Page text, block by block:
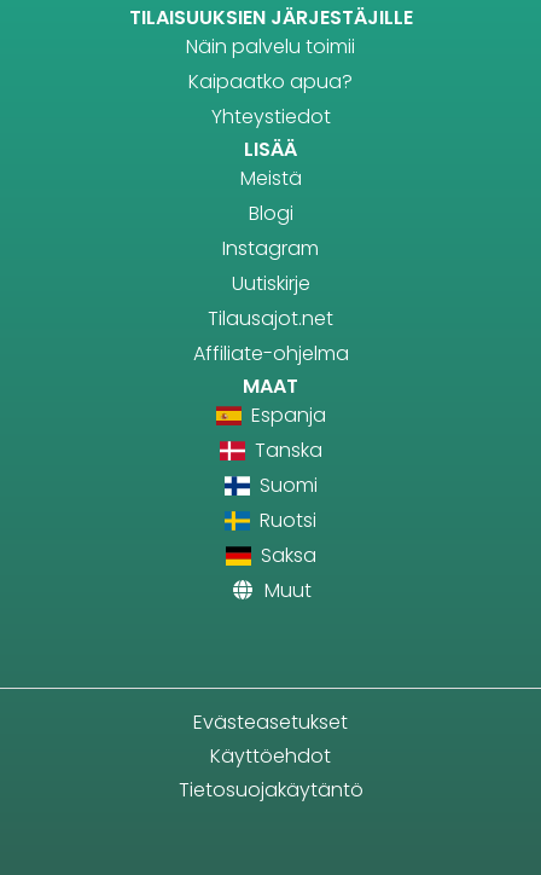
TILAISUUKSIEN JÄRJESTÄJILLE
Näin palvelu toimii
Kaipaatko apua?
Yhteystiedot
LISÄÄ
Meistä
Blogi
Instagram
Uutiskirje
Tilausajot.net
Affiliate-ohjelma
MAAT
Espanja
Tanska
Suomi
Ruotsi
Saksa
Muut
Evästeasetukset
Käyttöehdot
Tietosuojakäytäntö